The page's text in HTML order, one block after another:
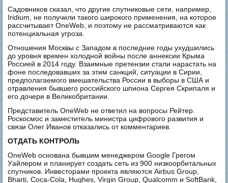
Садовников сказал, что другие спутниковые сети, например,
Iridium, не получили такого широкого применения, на которое
рассчитывает OneWeb, и поэтому не рассматриваются как
потенциальная угроза.
Отношения Москвы с Западом в последние годы ухудшились
до уровня времен холодной войны после аннексии Крыма
Россией в 2014 году. Взаимные претензии стали нарастать на
фоне последовавших за этим санкций, ситуации в Сирии,
предполагаемого вмешательства России в выборы в США и
отравления бывшего российского шпиона Сергея Скрипаля и
его дочери в Великобритании.
Представитель OneWeb не ответил на вопросы Рейтер.
Роскосмос и заместитель министра цифрового развития и
связи Олег Иванов отказались от комментариев.
ОТДАТЬ КОНТРОЛЬ
OneWeb основана бывшим менеджером Google Грегом
Уайлером и планирует создать сеть из 900 низкоорбитальных
спутников. Инвесторами проекта являются Airbus Group,
Bharti, Coca-Cola, Hughes, Virgin Group, Qualcomm и SoftBank,